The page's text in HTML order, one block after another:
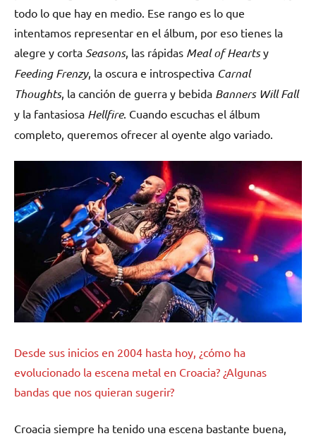
todo lo que hay en medio. Ese rango es lo que
intentamos representar en el álbum, por eso tienes la
alegre y corta Seasons, las rápidas Meal of Heartsy
Feeding Frenzy, la oscura e introspectiva Carnal
Thoughts, la canción de guerra y bebida Banners Will Fall
y la fantasiosa Hellfire. Cuando escuchas el álbum
completo, queremos ofrecer al oyente algo variado.
Desde sus inicios en 2004 hasta hoy, ¿cómo ha
evolucionado la escena metal en Croacia? ¿Algunas
bandas que nos quieran sugerir?
Croacia siempre ha tenido una escena bastante buena,